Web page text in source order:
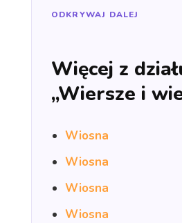
ODKRYWAJ DALEJ
Więcej z
„Wiersze i
Wiosna
Wiosna
Wiosna
Wiosna